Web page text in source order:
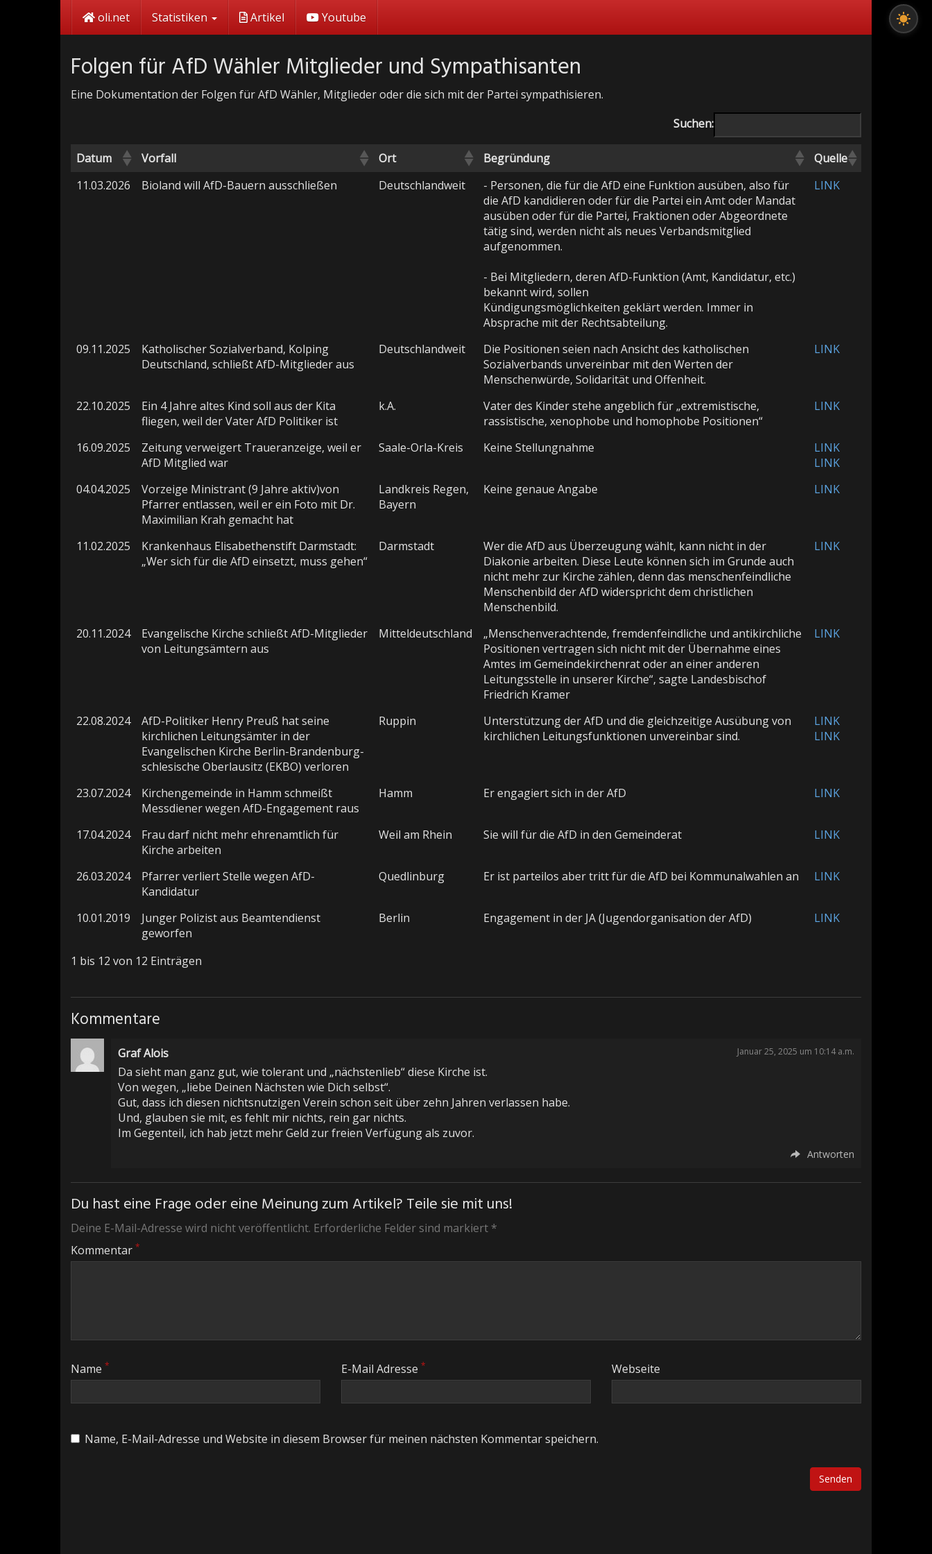
oli.net Statistiken Artikel Youtube
Folgen für AfD Wähler Mitglieder und Sympathisanten
Eine Dokumentation der Folgen für AfD Wähler, Mitglieder oder die sich mit der Partei sympathisieren.
Suchen:
Datum Vorfall Ort Begründung
Quelle
11.03.2026
Bioland will AfD-Bauern ausschließen Deutschlandweit
- Personen, die für die AfD eine Funktion ausüben, also für
die AfD kandidieren oder für die Partei ein Amt oder Mandat
ausüben oder für die Partei, Fraktionen oder Abgeordnete
tätig sind, werden nicht als neues Verbandsmitglied
aufgenommen.
- Bei Mitgliedern, deren AfD-Funktion (Amt, Kandidatur, etc.)
bekannt wird, sollen
Kündigungsmöglichkeiten geklärt werden. Immer in
Absprache mit der Rechtsabteilung.
LINK
09.11.2025
Katholischer Sozialverband, Kolping
Deutschland, schließt AfD-Mitglieder aus
Deutschlandweit
Die Positionen seien nach Ansicht des katholischen
Sozialverbands unvereinbar mit den Werten der
Menschenwürde, Solidarität und Offenheit.
LINK
22.10.2025
Ein 4 Jahre altes Kind soll aus der Kita
fliegen, weil der Vater AfD Politiker ist
k.A.
Vater des Kinder stehe angeblich für „extremistische,
rassistische, xenophobe und homophobe Positionen“
LINK
16.09.2025
Zeitung verweigert Traueranzeige, weil er
AfD Mitglied war
Saale-Orla-Kreis Keine Stellungnahme
LINK
LINK
04.04.2025
Vorzeige Ministrant (9 Jahre aktiv)von
Pfarrer entlassen, weil er ein Foto mit Dr.
Maximilian Krah gemacht hat
Landkreis Regen,
Bayern
Keine genaue Angabe LINK
11.02.2025
Krankenhaus Elisabethenstift Darmstadt:
„Wer sich für die AfD einsetzt, muss gehen“
Darmstadt
Wer die AfD aus Überzeugung wählt, kann nicht in der
Diakonie arbeiten. Diese Leute können sich im Grunde auch
nicht mehr zur Kirche zählen, denn das menschenfeindliche
Menschenbild der AfD widerspricht dem christlichen
Menschenbild.
LINK
20.11.2024
Evangelische Kirche schließt AfD-Mitglieder
von Leitungsämtern aus
Mitteldeutschland
„Menschenverachtende, fremdenfeindliche und antikirchliche
Positionen vertragen sich nicht mit der Übernahme eines
Amtes im Gemeindekirchenrat oder an einer anderen
Leitungsstelle in unserer Kirche“, sagte Landesbischof
Friedrich Kramer
LINK
22.08.2024
AfD-Politiker Henry Preuß hat seine
kirchlichen Leitungsämter in der
Evangelischen Kirche Berlin-Brandenburg-
schlesische Oberlausitz (EKBO) verloren
Ruppin
Unterstützung der AfD und die gleichzeitige Ausübung von
kirchlichen Leitungsfunktionen unvereinbar sind.
LINK
LINK
23.07.2024
Kirchengemeinde in Hamm schmeißt
Messdiener wegen AfD-Engagement raus
Hamm Er engagiert sich in der AfD LINK
17.04.2024
Frau darf nicht mehr ehrenamtlich für
Kirche arbeiten
Weil am Rhein Sie will für die AfD in den Gemeinderat LINK
26.03.2024
Pfarrer verliert Stelle wegen AfD-
Kandidatur
Quedlinburg Er ist parteilos aber tritt für die AfD bei Kommunalwahlen an LINK
10.01.2019
Junger Polizist aus Beamtendienst
geworfen
Berlin Engagement in der JA (Jugendorganisation der AfD) LINK
1 bis 12 von 12 Einträgen
Kommentare
Graf Alois Januar 25, 2025 um 10:14 a.m.
Da sieht man ganz gut, wie tolerant und „nächstenlieb“ diese Kirche ist.
Von wegen, „liebe Deinen Nächsten wie Dich selbst“.
Gut, dass ich diesen nichtsnutzigen Verein schon seit über zehn Jahren verlassen habe.
Und, glauben sie mit, es fehlt mir nichts, rein gar nichts.
Im Gegenteil, ich hab jetzt mehr Geld zur freien Verfügung als zuvor.
Antworten
Du hast eine Frage oder eine Meinung zum Artikel? Teile sie mit uns!
Deine E-Mail-Adresse wird nicht veröffentlicht. Erforderliche Felder sind markiert *
Kommentar *
Name * E-Mail Adresse * Webseite
Name, E-Mail-Adresse und Website in diesem Browser für meinen nächsten Kommentar speichern.